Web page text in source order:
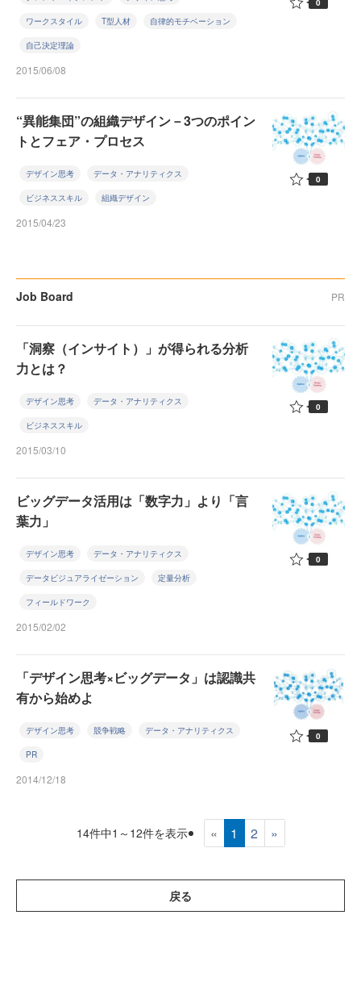
ワークスタイル T型人材 自律的モチベーション
自己決定理論
2015/06/08
“異能集団”の組織デザイン－3つのポイン
トとフェア・プロセス
デザイン思考 データ・アナリティクス
ビジネススキル 組織デザイン
2015/04/23
0
Job Board PR
「洞察（インサイト）」が得られる分析
力とは？
デザイン思考 データ・アナリティクス
ビジネススキル
2015/03/10
0
ビッグデータ活用は「数字力」より「言
葉力」
デザイン思考 データ・アナリティクス
データビジュアライゼーション 定量分析
フィールドワーク
2015/02/02
0
「デザイン思考×ビッグデータ」は認識共
有から始めよ
デザイン思考 競争戦略 データ・アナリティクス
PR
2014/12/18
0
14件中1～12件を表示 « 1 2 »
戻る